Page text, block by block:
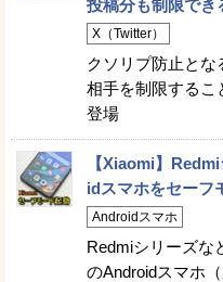
投稿分も制限でき
X（Twitter）
クソリプ防止とな
相手を制限するこ
登場
【Xiaomi】
idスマホをセーフ
Androidスマホ
Redmiシリーズな
のAndroidスマホ